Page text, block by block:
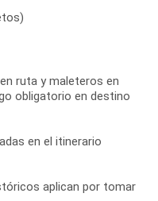
ruta y maleteros en
obligatorio en destino
en el itinerario
aplican por tomar